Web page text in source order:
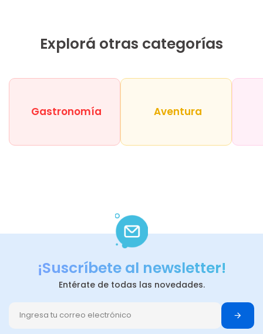
Explorá otras categorías
Gastronomía Aventura
¡Suscríbete al newsletter!
Entérate de todas las novedades.